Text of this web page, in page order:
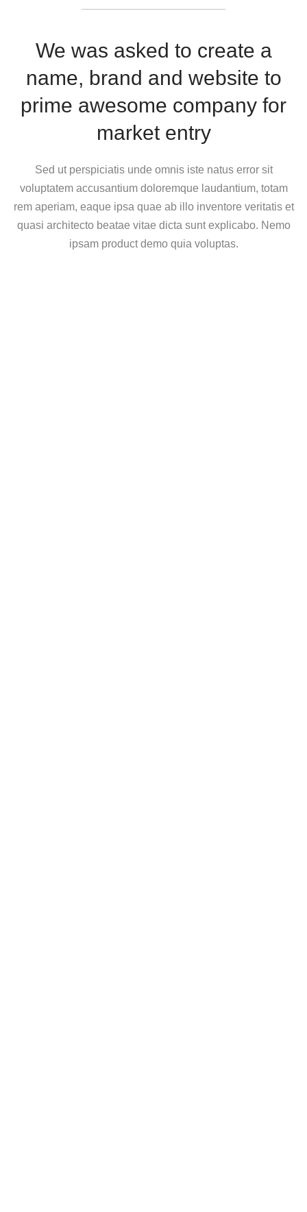
We was asked to create a
name, brand and website to
prime awesome company for
market entry
Sed ut perspiciatis unde omnis iste natus error sit
voluptatem accusantium doloremque laudantium, totam
rem aperiam, eaque ipsa quae ab illo inventore veritatis et
quasi architecto beatae vitae dicta sunt explicabo. Nemo
ipsam product demo quia voluptas.